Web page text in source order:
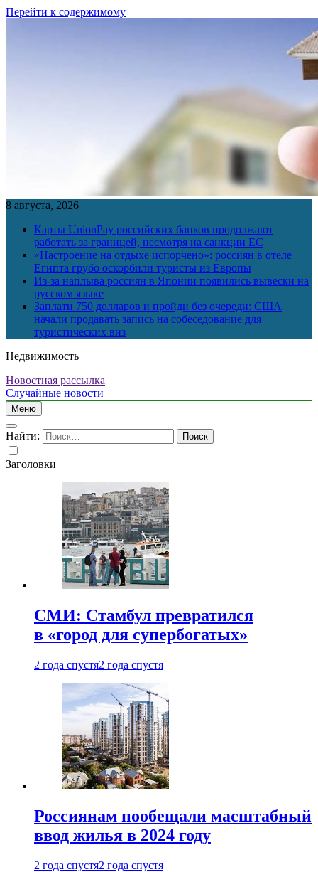
Перейти к содержимому
8 августа, 2026
Карты UnionPay российских банков продолжают
работать за границей, несмотря на санкции ЕС
«Настроение на отдыхе испорчено»: россиян в отеле
Египта грубо оскорбили туристы из Европы
Из-за наплыва россиян в Японии появились вывески на
русском языке
Заплати 750 долларов и пройди без очереди: США
начали продавать запись на собеседование для
туристических виз
Недвижимость
Новостная рассылка
Случайные новости
Меню
Найти:
Заголовки
СМИ: Стамбул превратился
в «город для супербогатых»
2 года спустя2 года спустя
Россиянам пообещали масштабный
ввод жилья в 2024 году
2 года спустя2 года спустя